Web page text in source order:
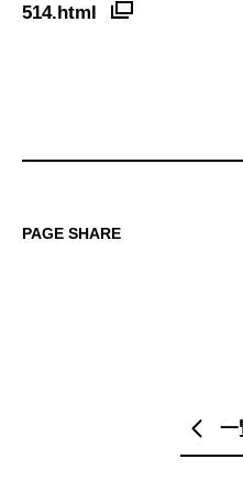
514.html
PAGE SHARE
一